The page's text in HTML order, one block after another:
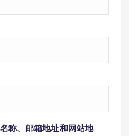
称、邮箱地址和网站地